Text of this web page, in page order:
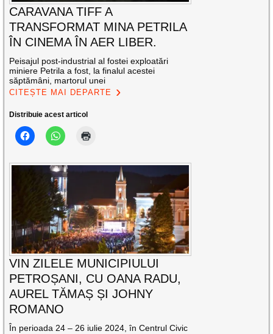
CARAVANA TIFF A
TRANSFORMAT MINA PETRILA
ÎN CINEMA ÎN AER LIBER.
Peisajul post-industrial al fostei exploatări
miniere Petrila a fost, la finalul acestei
săptămâni, martorul unei
CITEȘTE MAI DEPARTE
Distribuie acest articol
VIN ZILELE MUNICIPIULUI
PETROȘANI, CU OANA RADU,
AUREL TĂMAȘ ȘI JOHNY
ROMANO
În perioada 24 – 26 iulie 2024, în Centrul Civic